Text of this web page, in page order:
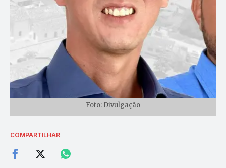
Foto: Divulgação
COMPARTILHAR